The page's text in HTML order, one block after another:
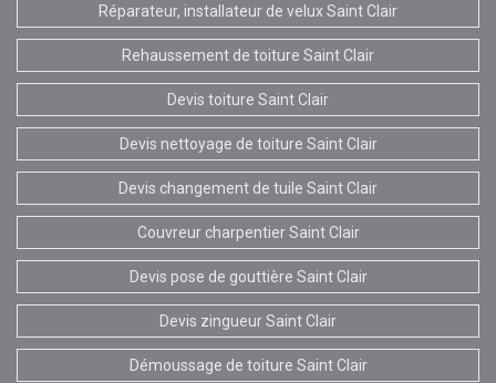
Réparateur, installateur de velux Saint Clair
Rehaussement de toiture Saint Clair
Devis toiture Saint Clair
Devis nettoyage de toiture Saint Clair
Devis changement de tuile Saint Clair
Couvreur charpentier Saint Clair
Devis pose de gouttière Saint Clair
Devis zingueur Saint Clair
Démoussage de toiture Saint Clair